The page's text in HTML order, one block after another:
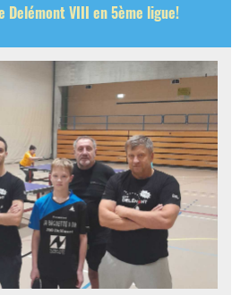
Delémont VIII en 5ème ligue!